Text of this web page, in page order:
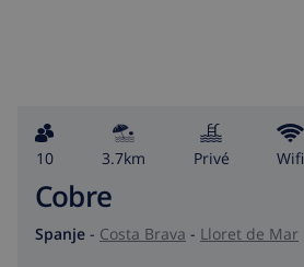
10 3.7km privé wifi
Cobre
Spanje - Costa Brava - Lloret de Mar